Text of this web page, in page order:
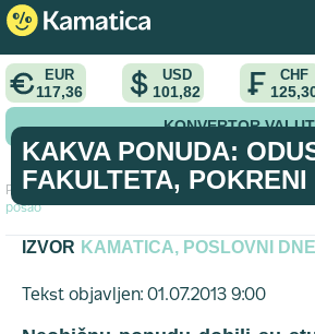
EUR
117,36
USD
101,82
CHF
KONVERTOR
Početna > tekst >
Kakva ponuda:
posao
KAKVA PONUDA:
FAKULTETA,
IZVOR KAMATICA, POSLOVNI
Tekst objavljen: 01.07.2013 9:00